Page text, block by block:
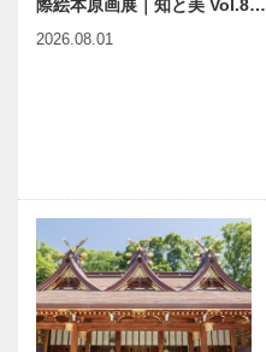
面白いものを
縁の下の力持
ち 第21
回 神戸大学
医学部附属病
院 リウマチ
センター
ホテルクラウ
際絵本原画展｜知と美 Vol.8…
2026.08.01